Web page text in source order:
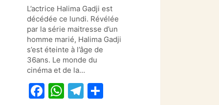
c
e
b
o
o
k
at
s
A
p
p
e
gr
a
m
ta
g
er
L’actrice Halima Gadji est
décédée ce lundi. Révélée
par la série maitresse d’un
homme marié, Halima Gadji
s’est éteinte à l’âge de
36ans. Le monde du
cinéma et de la…
F
W T